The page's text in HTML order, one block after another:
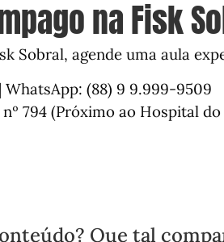
na Fisk
Sobral, agende uma aula
WhatsApp: (88) 9 9.999-9509
794 (Próximo ao Hospital
Que tal